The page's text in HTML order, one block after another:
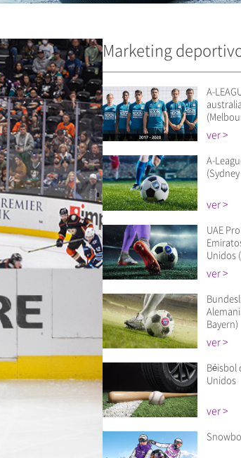
Marketing
A-
ver >
A-
(Sydney
ver >
UAE
Unidos
ver >
Bayern)
ver >
Béisbol
Unidos
ver >